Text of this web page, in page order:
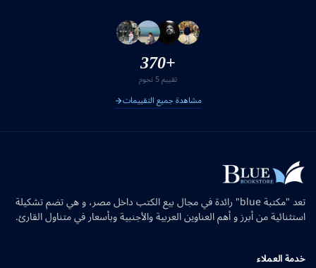
+370
تقييم 5 نجوم
مشاهدة جميع التقييمات
تعد "مكتبة blue" رائدة في مجال بيع الكتب داخل مصر، و هي تضم تشكيلة
استثنائية من أبرز و أهم العناوين العربية والأجنبية وبأسعار في متناول القارئ.
خدمة العملاء